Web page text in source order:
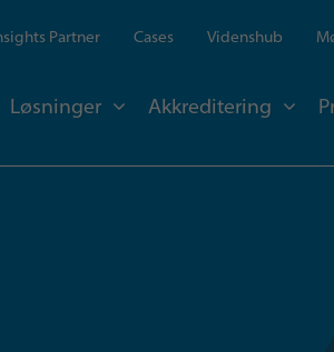
Partner Cases Videnshub
Løsninger Akkreditering